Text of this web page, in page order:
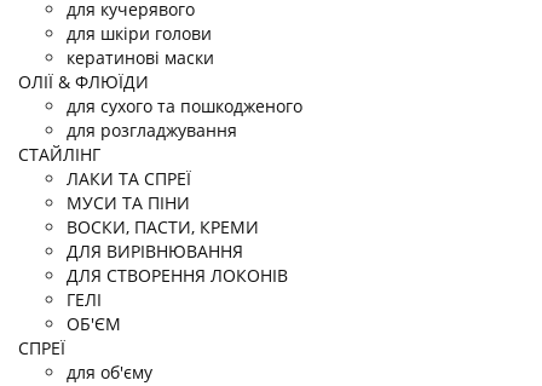
для кучерявого
для шкіри голови
кератинові маски
ОЛІЇ & ФЛЮЇДИ
для сухого та пошкодженого
для розгладжування
СТАЙЛІНГ
ЛАКИ ТА СПРЕЇ
МУСИ ТА ПIНИ
ВОСКИ, ПАСТИ, КРЕМИ
ДЛЯ ВИРIВНЮВАННЯ
ДЛЯ СТВОРЕННЯ ЛОКОНIВ
ГЕЛI
ОБ'ЄМ
СПРЕЇ
для об'єму